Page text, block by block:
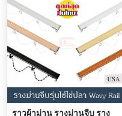
ราวผ้าม่าน รางม่านจีบ ราง